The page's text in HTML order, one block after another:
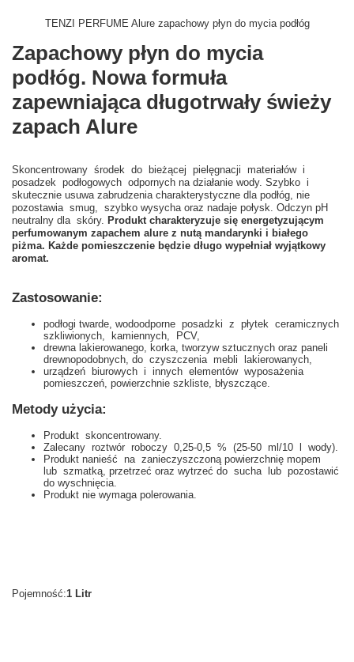
TENZI PERFUME Alure zapachowy płyn do mycia podłóg
Zapachowy płyn do mycia
podłóg. Nowa formuła
zapewniająca długotrwały świeży
zapach Alure
Skoncentrowany środek do bieżącej pielęgnacji materiałów i
posadzek podłogowych odpornych na działanie wody. Szybko i
skutecznie usuwa zabrudzenia charakterystyczne dla podłóg, nie
pozostawia smug, szybko wysycha oraz nadaje połysk. Odczyn pH
neutralny dla skóry. Produkt charakteryzuje się energetyzującym
perfumowanym zapachem alure z nutą mandarynki i białego
piżma. Każde pomieszczenie będzie długo wypełniał wyjątkowy
aromat.
Zastosowanie:
podłogi twarde, wodoodporne posadzki z płytek ceramicznych
szkliwionych, kamiennych, PCV,
drewna lakierowanego, korka, tworzyw sztucznych oraz paneli
drewnopodobnych, do czyszczenia mebli lakierowanych,
urządzeń biurowych i innych elementów wyposażenia
pomieszczeń, powierzchnie szkliste, błyszczące.
Metody użycia:
Produkt skoncentrowany.
Zalecany roztwór roboczy 0,25-0,5 % (25-50 ml/10 l wody).
Produkt nanieść na zanieczyszczoną powierzchnię mopem
lub szmatką, przetrzeć oraz wytrzeć do sucha lub pozostawić
do wyschnięcia.
Produkt nie wymaga polerowania.
Pojemność:1 Litr